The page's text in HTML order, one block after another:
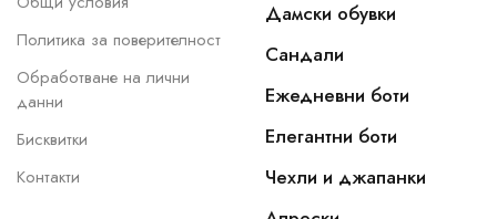
Политика за поверителност
Обработване на лични
данни
Бисквитки
Контакти
Дамски обувки
Сандали
Ежедневни боти
Елегантни боти
Чехли и джапанки